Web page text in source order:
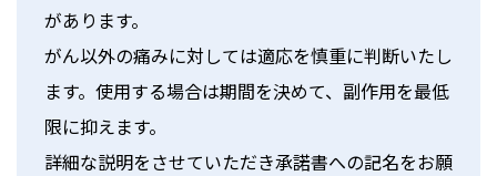
があります。
がん以外の痛みに対しては適応を慎重に判断いたし
ます。使用する場合は期間を決めて、副作用を最低
限に抑えます。
詳細な説明をさせていただき承諾書への記名をお願